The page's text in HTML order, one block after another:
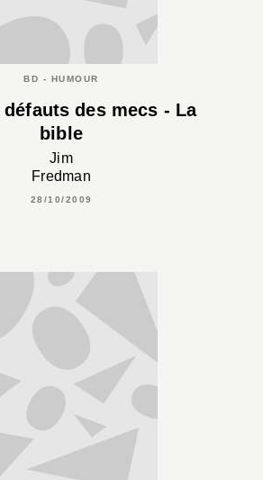
BD - HUMOUR
défauts des mecs - La
bible
Jim
Fredman
28/10/2009